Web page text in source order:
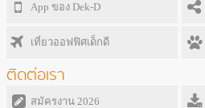
App ของ Dek-D
เที่ยวออฟฟิศเด็กดี
ติดต่อเรา
สมัครงาน 2026